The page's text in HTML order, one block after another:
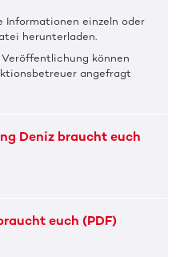
Informationen einzeln oder
herunterladen.
können
angefragt
Deniz braucht euch
euch (PDF)